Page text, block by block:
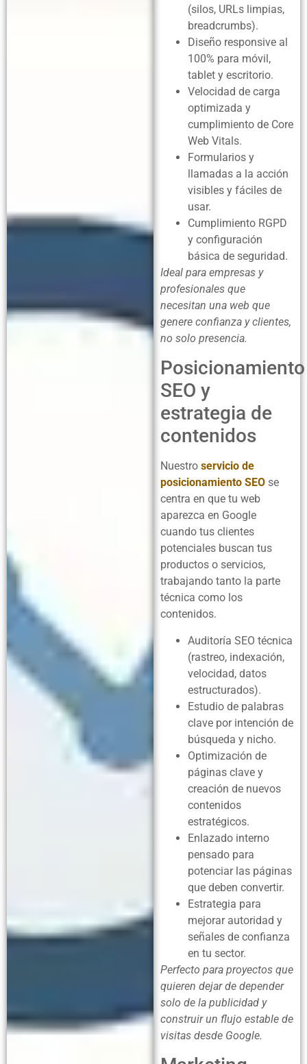
(silos, URLs limpias,
breadcrumbs).
Diseño responsive al
100% para móvil,
tablet y escritorio.
Velocidad de carga
optimizada y
cumplimiento de Core
Web Vitals.
Formularios y
llamadas a la acción
visibles y fáciles de
usar.
Cumplimiento RGPD
y configuración
básica de seguridad.
Ideal para empresas y
profesionales que
necesitan una web que
genere confianza y clientes,
no solo presencia.
Posicionamiento
SEO y
estrategia de
contenidos
Nuestro servicio de
posicionamiento SEO se
centra en que tu web
aparezca en Google
cuando tus clientes
potenciales buscan tus
productos o servicios,
trabajando tanto la parte
técnica como los
contenidos.
Auditoría SEO técnica
(rastreo, indexación,
velocidad, datos
estructurados).
Estudio de palabras
clave por intención de
búsqueda y nicho.
Optimización de
páginas clave y
creación de nuevos
contenidos
estratégicos.
Enlazado interno
pensado para
potenciar las páginas
que deben convertir.
Estrategia para
mejorar autoridad y
señales de confianza
en tu sector.
Perfecto para proyectos que
quieren dejar de depender
solo de la publicidad y
construir un flujo estable de
visitas desde Google.